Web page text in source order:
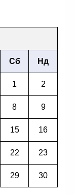
Сб Нд
1 2
8 9
15 16
22 23
29 30